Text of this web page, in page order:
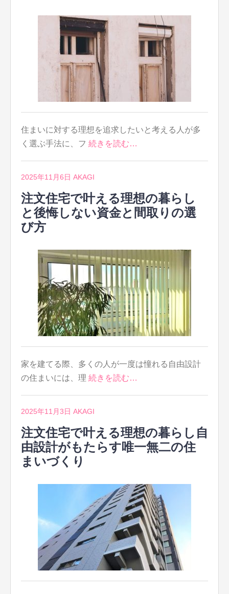
住まいに対する理想を追求したいと考える人が多
く選ぶ手法に、フ 続きを読む…
2025年11月6日 AKAGI
注文住宅で叶える理想の暮らし
と後悔しない資金と間取りの選
び方
家を建てる際、多くの人が一度は憧れる自由設計
の住まいには、理 続きを読む…
2025年11月3日 AKAGI
注文住宅で叶える理想の暮らし自
由設計がもたらす唯一無二の住
まいづくり